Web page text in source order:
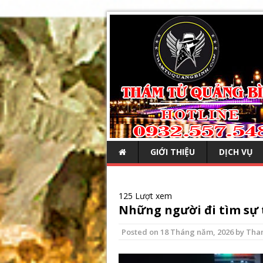
GIỚI THIỆU DỊCH VỤ
125 Lượt xem
Những người đi tìm sự
Posted on 18 Tháng năm, 2026by